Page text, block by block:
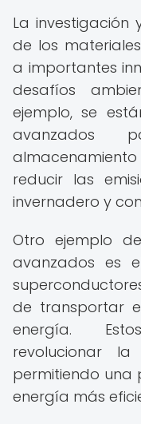
La
de los
a importantes
desafíos
ejemplo, se
reducir las
invernadero y
Otro ejemplo
avanzados es
de transportar
energía.
revolucionar
permitiendo una
energía más